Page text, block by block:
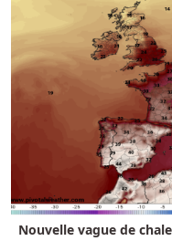
Nouvelle vague de